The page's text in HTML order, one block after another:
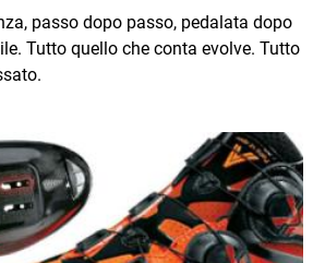
passo dopo passo, pedalata dopo
Tutto quello che conta evolve. Tutto